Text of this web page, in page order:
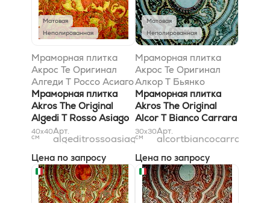
Матовая
Неполированная
Мраморная плитка
Акрос Те Оригинал
Алгеди T Россо Асиаго
Голд 40x40
Мраморная плитка
Akros The Original
Algedi T Rosso Asiago
Gold 40x40
40x40
см
Арт.
algeditrossoasiagogold40x40
Цена по запросу
Матовая
Неполированная
Мраморная плитка
Акрос Те Оригинал
Алкор T Бьянко
Каррара Сильвер
30,5x30,5
Мраморная плитка
Akros The Original
Alcor T Bianco Carrara
Silver 30,5x30,5
30x30
см
Арт.
Цена по запросу